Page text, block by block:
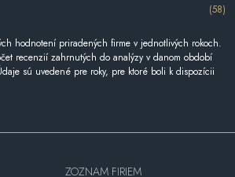
(58)
hodnotení priradených firme v jednotlivých rokoch.
recenzií zahrnutých do analýzy v danom období
sú uvedené pre roky, pre ktoré boli k dispozícii
ZOZNAM FIRIEM